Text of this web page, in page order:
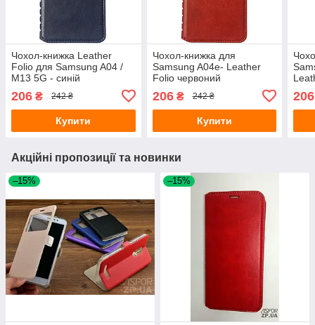
Чохол-книжка Leather
Folio для Samsung A04 /
M13 5G - синій
206 ₴ 242 ₴
Купити
Чохол-книжка для
Samsung A04e- Leather
Folio червоний
206₴ 242 ₴
Купити
206
Акційні пропозиції та новинки
–15% –15%